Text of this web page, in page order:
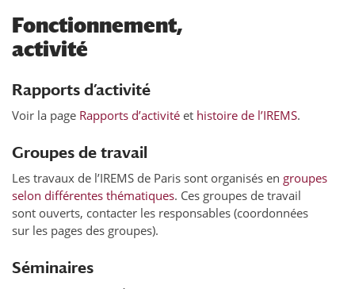
Fonctionnement,
activité
Rapports d’activité
Voir la page Rapports d’activité et histoire de l’IREMS.
Groupes de travail
Les travaux de l’IREMS de Paris sont organisés en groupes
selon différentes thématiques. Ces groupes de travail
sont ouverts, contacter les responsables (coordonnées
sur les pages des groupes).
Séminaires